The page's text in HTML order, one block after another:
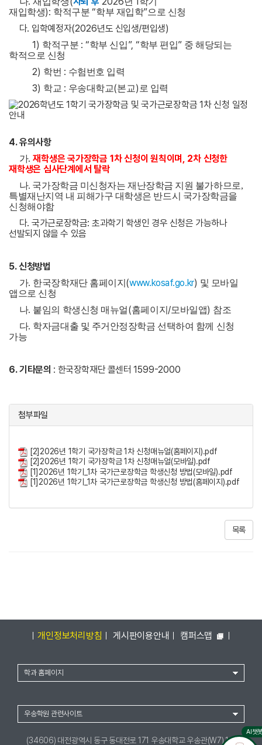
재입학생): 학적구분 “학부 재입학”으로 신청
다. 입학예정자(2026년도 신입생/편입생)
1) 학적구분 : “학부 신입”, “학부 편입” 중 해당되는
학적으로 신청
2) 학번 : 수험번호 입력
3) 학교 : 우송대학교(본교) 로 입력
4.유의사항
가.재학생은 국가장학금 1차 신청이 원칙이며 , 2차 신청한
재학생은 심사단계에서 탈락
나. 국가장학금 미신청자는 재난장학금 지원 불가하므로,
특별재난지역 내 피해가구 대학생은 반드시 국가장학금을
신청해야함
다.국가근로장학금:초과학기 학생인 경우 신청은 가능하나
선발되지 않을 수 있음
5. 신청방법
가. 한국장학재단 홈페이지 (www.kosaf.go.kr) 및 모바일
앱으로 신청
나. 붙임의 학생신청 매뉴얼(홈페이지 /모바일앱) 참조
다. 학자금대출 및 주거안정장학금 선택하여 함께 신청
가능
6.기타문의 : 한국장학재단 콜센터 1599-2000
첨부파일
[2]2026년 1학기 국가장학금 1차 신청매뉴얼(홈페이지).pdf
[2]2026년 1학기 국가장학금 1차 신청매뉴얼(모바일).pdf
[1]2026년 1학기_1차 국가근로장학금 학생신청 방법(모바일).pdf
[1]2026년 1학기_1차 국가근로장학금 학생신청 방법(홈페이지).pdf
목록
개인정보처리방침 게시판이용안내 캠퍼스맵
학과 홈페이지
우송학원 관련사이트
(34606) 대전광역시 동구 동대전로 171 우송대학교 우송관(W7) 1층
AI챗